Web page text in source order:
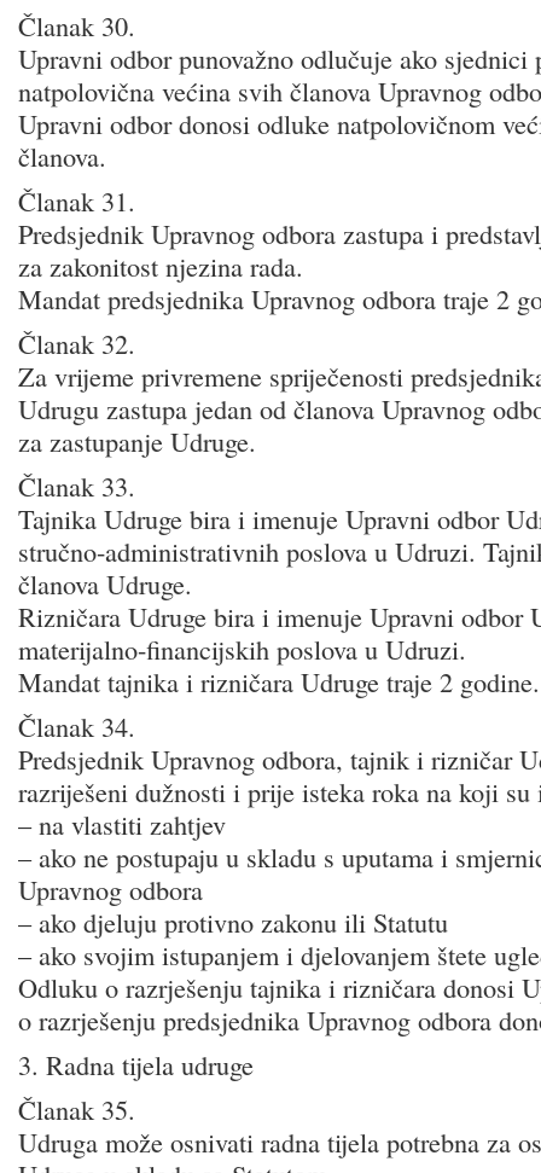
Članak 30.
Upravni odbor punovažno odlučuje ako sjednici
natpolovična većina svih članova Upravnog
Upravni odbor donosi odluke natpolovičnom
članova.
Članak 31.
Predsjednik Upravnog odbora zastupa i
za zakonitost njezina rada.
Mandat predsjednika Upravnog odbora traje 2
Članak 32.
Za vrijeme privremene spriječenosti
Udrugu zastupa jedan od članova Upravnog
za zastupanje Udruge.
Članak 33.
Tajnika Udruge bira i imenuje Upravni odbor
stručno-administrativnih poslova u Udruzi.
članova Udruge.
Rizničara Udruge bira i imenuje Upravni odbor
materijalno-financijskih poslova u Udruzi.
Mandat tajnika i rizničara Udruge traje 2 godine.
Članak 34.
Predsjednik Upravnog odbora, tajnik i rizničar
razriješeni dužnosti i prije isteka roka na koji
– na vlastiti zahtjev
– ako ne postupaju u skladu s uputama i
Upravnog odbora
– ako djeluju protivno zakonu ili Statutu
– ako svojim istupanjem i djelovanjem štete
Odluku o razrješenju tajnika i rizničara donosi
o razrješenju predsjednika Upravnog odbora
3. Radna tijela udruge
Članak 35.
Udruga može osnivati radna tijela potrebna za